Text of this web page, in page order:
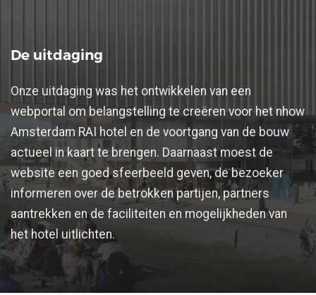
De uitdaging
Onze uitdaging was het ontwikkelen van een
webportal om belangstelling te creëren voor het nhow
Amsterdam RAI hotel en de voortgang van de bouw
actueel in kaart te brengen. Daarnaast moest de
website een goed sfeerbeeld geven, de bezoeker
informeren over de betrokken partijen, partners
aantrekken en de faciliteiten en mogelijkheden van
het hotel uitlichten.